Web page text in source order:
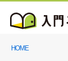
HOME